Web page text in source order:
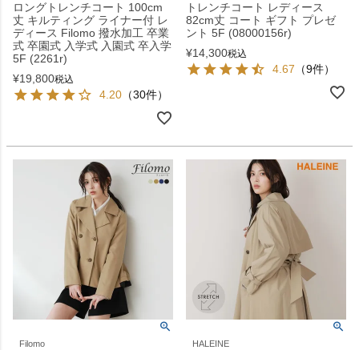
ロングトレンチコート 100cm
丈 キルティング ライナー付 レ
ディース Filomo 撥水加工 卒業
式 卒園式 入学式 入園式 卒入学
5F (2261r)
¥19,800税込
4.20 （30件）
トレンチコート レディース
82cm丈 コート ギフト プレゼ
ント 5F (08000156r)
¥14,300税込
4.67 （9件）
Filomo HALEINE